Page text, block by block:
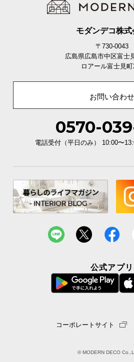
モダンデコ株式
〒730-0043
広島県広島市中区富士
ロアール富士見町
お問い合わせ
0570-
電話受付（平日のみ） 10:00〜
公式アプリ
コーポレートサイト
© MODERN DECO